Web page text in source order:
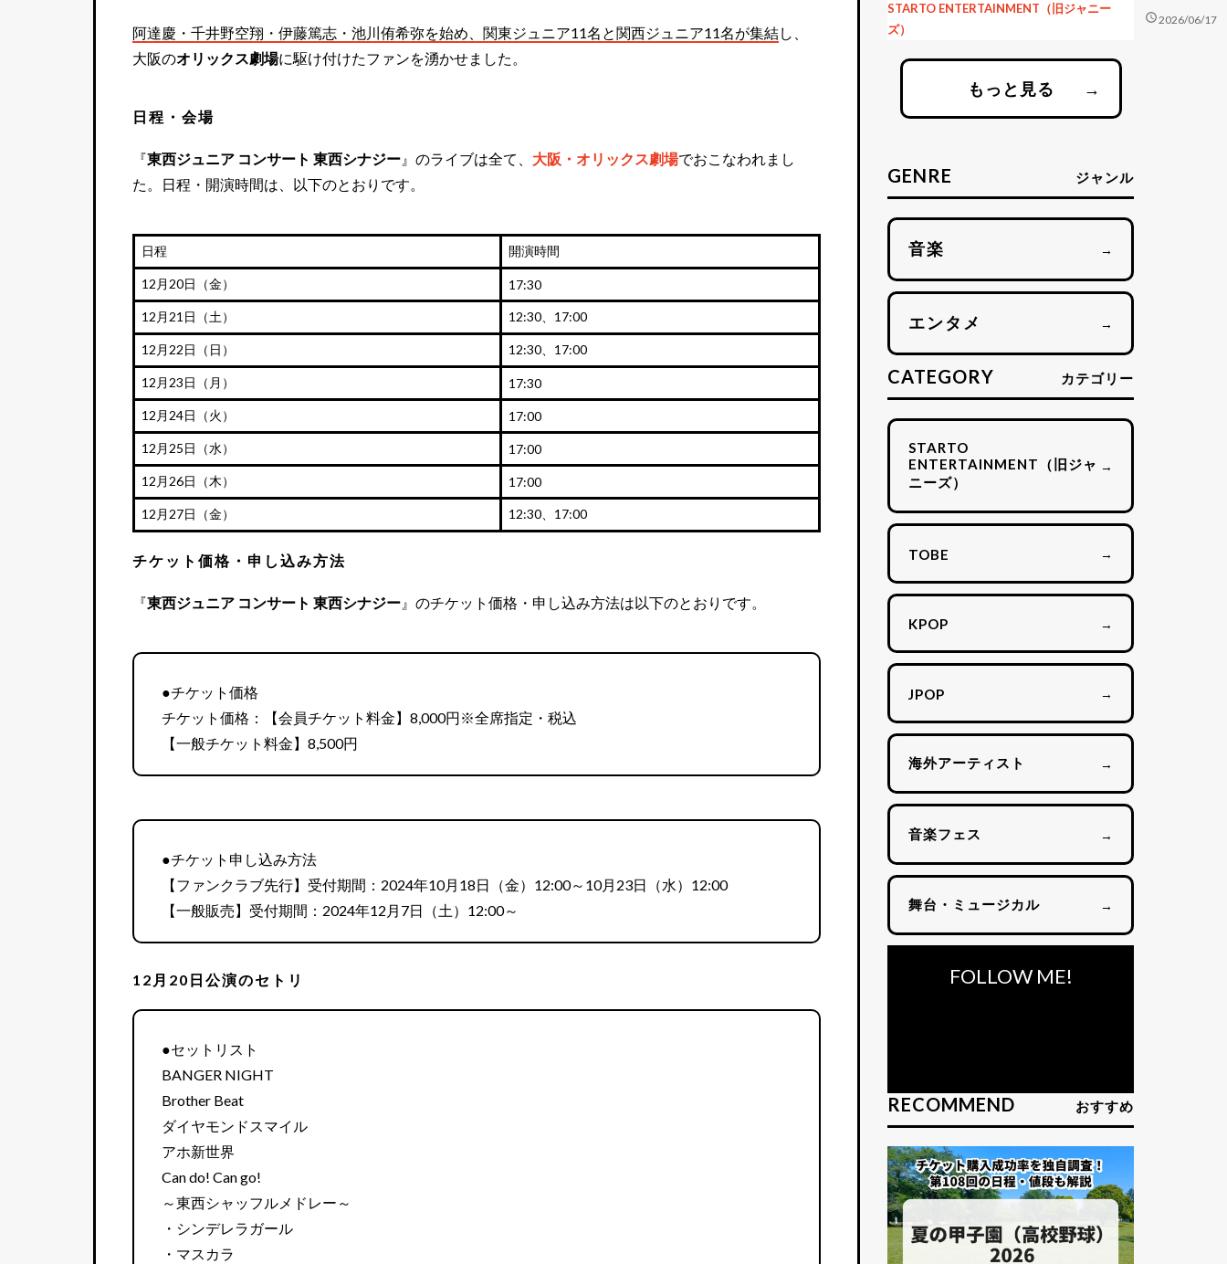
阿達慶・千井野空翔・伊藤篤志・池川侑希弥を始め、関東ジュニア11名と関西ジュニア11名が集結し、
大阪のオリックス劇場に駆け付けたファンを湧かせました。
日程・会場
『東西ジュニア コンサート 東西シナジー 』のライブは全て、 大阪・オリックス劇場でおこなわれまし
た。日程・開演時間は、以下のとおりです。
日程 開演時間
12月20日（金） 17:30
12月21日（土） 12:30、17:00
12月22日（日） 12:30、17:00
12月23日（月） 17:30
12月24日（火） 17:00
12月25日（水） 17:00
12月26日（木） 17:00
12月27日（金） 12:30、17:00
チケット価格・申し込み方法
『東西ジュニア コンサート 東西シナジー 』のチケット価格・申し込み方法は以下のとおりです。
●チケット価格
チケット価格：【会員チケット料金】8,000円※全席指定・税込
【一般チケット料金】8,500円
●チケット申し込み方法
【ファンクラブ先行】受付期間：2024年10月18日（金）12:00～10月23日（水）12:00
【一般販売】受付期間：2024年12月7日（土）12:00～
12月20日公演のセトリ
●セットリスト
BANGER NIGHT
Brother Beat
ダイヤモンドスマイル
アホ新世界
Can do! Can go!
～東西シャッフルメドレー～
・シンデレラガール
・マスカラ
STARTO ENTERTAINMENT（旧ジャニー
ズ）
schedule2026/06/17
もっと見る →
GENRE ジャンル
音楽 →
エンタメ →
CATEGORY カテゴリー
STARTO
ENTERTAINMENT（旧ジャ
ニーズ）
→
TOBE →
KPOP →
JPOP →
海外アーティスト →
音楽フェス →
舞台・ミュージカル →
FOLLOW ME!
RECOMMEND おすすめ